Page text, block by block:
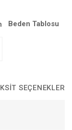
Beden Tablosu
SEÇENEKLERI